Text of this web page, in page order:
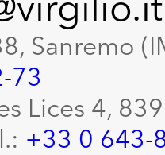
Sanremo
73
Lices 4,
+33 0 643-